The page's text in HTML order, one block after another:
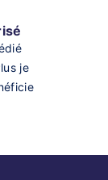
je